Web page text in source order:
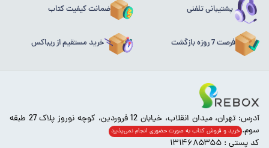
پشتیبانی تلفنی ضمانت کیفیت کتاب
فرصت 7 روزه بازگشت خرید مستقیم از ریباکس
آدرس: تهران، میدان انقلاب، خیابان 12 فروردین، کوچه نوروز پلاک 27 طبقه
سوم. خرید و فروش کتاب به صورت حضوری انجام‌ نمی‌پذیرد
کد پستی : ۱۳۱۴۶۸۵۳۵۵